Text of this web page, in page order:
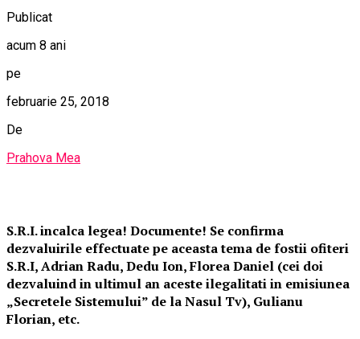
Publicat
acum 8 ani
pe
februarie 25, 2018
De
Prahova Mea
S.R.I. incalca legea! Documente! Se confirma
dezvaluirile effectuate pe aceasta tema de fostii ofiteri
S.R.I, Adrian Radu, Dedu Ion, Florea Daniel (cei doi
dezvaluind in ultimul an aceste ilegalitati in emisiunea
„Secretele Sistemului” de la Nasul Tv), Gulianu
Florian, etc.